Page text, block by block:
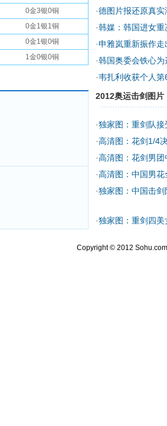
0金3银0铜
0金1银1铜
0金1银0铜
1金0银0铜
·德图片报还原真
·韩媒：韩国进女
·申雅岚重新振作
·韩国奥委会铁心
·韦扎利收获个人第
2012奥运击剑图片
·独家图：重剑队
·高清图：花剑1/4
·高清图：花剑男
·高清图：中国男
·独家图：中国击
·独家图：重剑四
Copyright © 2012